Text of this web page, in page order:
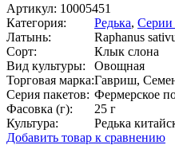
Артикул: 10005451
Категория:
Редька, Серии
Латынь:
Raphanus
Сорт:
Клык слона
Вид культуры:
Овощная
Торговая марка:Гавриш,
Серия пакетов: Фермерское
Фасовка (г):
25 г
Культура:
Редька
Добавить товар к сравнению